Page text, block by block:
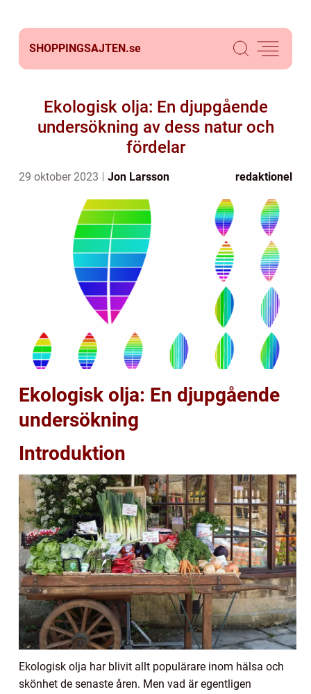
SHOPPINGSAJTEN.se
Ekologisk olja: En djupgående
undersökning av dess natur och
fördelar
29 oktober 2023 Jon Larsson redaktionel
Ekologisk olja: En djupgående
undersökning
Introduktion
Ekologisk olja har blivit allt populärare inom hälsa och
skönhet de senaste åren. Men vad är egentligen